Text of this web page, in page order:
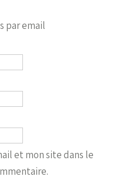
par email
et mon site dans le